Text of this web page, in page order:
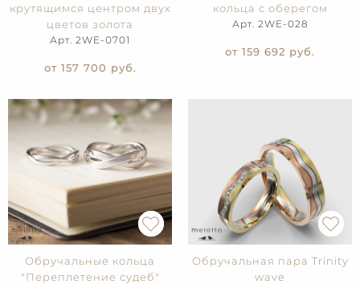
крутящимся центром двух
цветов золота
Арт. 2WE-0701
от 157 700 руб.
кольца с оберегом
Арт. 2WE-028
от 159 692 руб.
Обручальные кольца
"Переплетение судеб"
Обручальная пара Trinity
wave